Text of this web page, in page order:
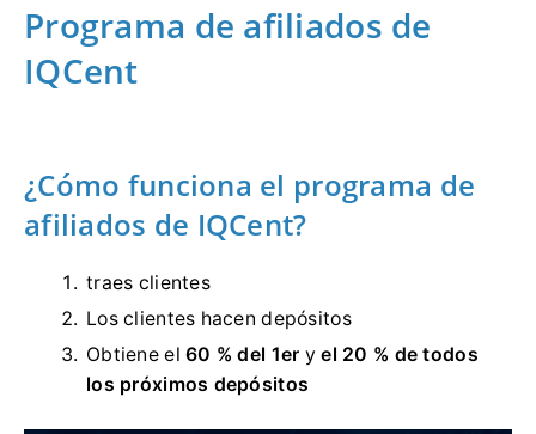
Programa de afiliados de
IQCent
¿Cómo funciona el programa de
afiliados de IQCent?
traes clientes
Los clientes hacen depósitos
Obtiene el60 % del 1er yel 20 % de todos
los próximos depósitos